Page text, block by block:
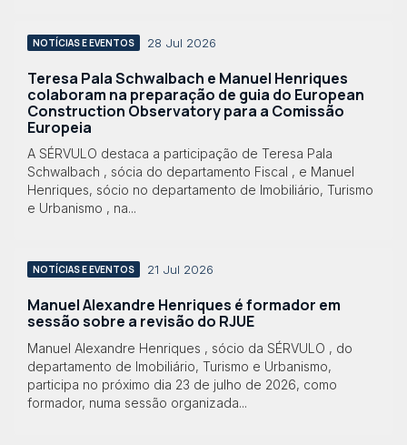
NOTÍCIAS E EVENTOS 28 Jul 2026
Teresa Pala Schwalbach e Manuel Henriques
colaboram na preparação de guia do European
Construction Observatory para a Comissão
Europeia
A SÉRVULO destaca a participação de Teresa Pala
Schwalbach , sócia do departamento Fiscal , e Manuel
Henriques, sócio no departamento de Imobiliário, Turismo
e Urbanismo , na...
NOTÍCIAS E EVENTOS 21 Jul 2026
Manuel Alexandre Henriques é formador em
sessão sobre a revisão do RJUE
Manuel Alexandre Henriques , sócio da SÉRVULO , do
departamento de Imobiliário, Turismo e Urbanismo,
participa no próximo dia 23 de julho de 2026, como
formador, numa sessão organizada...